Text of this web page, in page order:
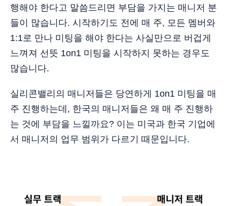
행해야 한다고 말씀드리면 부담을 가지는 매니저 분
들이 많습니다. 시작하기도 전에 매 주, 모든 멤버와
1:1로 만나 미팅을 해야 한다는 사실만으로 버겁게
느껴져 선뜻 1on1 미팅을 시작하지 못하는 경우도
많습니다.
실리콘밸리의 매니저들은 당연하게 1on1 미팅을 매
주 진행하는데, 한국의 매니저들은 왜 매 주 진행하
는 것에 부담을 느낄까요? 이는 미국과 한국 기업에
서 매니저의 업무 범위가 다르기 때문입니다.